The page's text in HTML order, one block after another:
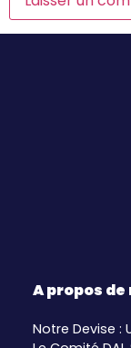
A propos de
Notre Devise :